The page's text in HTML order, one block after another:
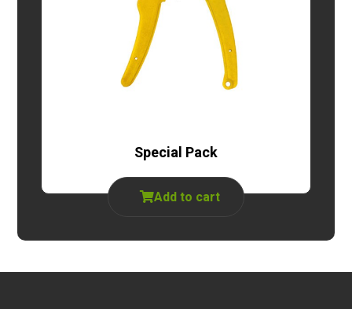
Special Pack
Add to cart